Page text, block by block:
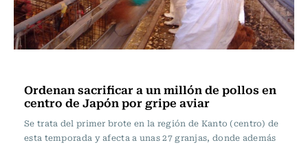
Ordenan sacrificar a un millón de pollos en
centro de Japón por gripe aviar
Se trata del primer brote en la región de Kanto (centro) de
esta temporada y afecta a unas 27 granjas, donde además